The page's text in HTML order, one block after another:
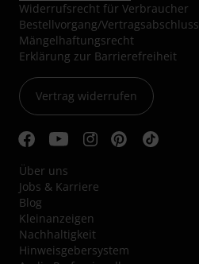
Widerrufsrecht für Verbraucher
Bestellvorgang/Vertragsabschluss
Mängelhaftungsrecht
Erklärung zur Barrierefreiheit
Vertrag widerrufen
Über uns
Jobs & Karriere
Blog
Kleinanzeigen
Nachhaltigkeit
Hinweisgebersystem